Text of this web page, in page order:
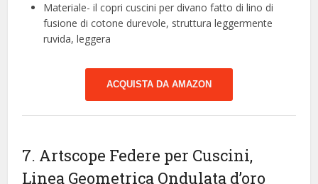
Materiale- il copri cuscini per divano fatto di lino di
fusione di cotone durevole, struttura leggermente
ruvida, leggera
ACQUISTA DA AMAZON
7. Artscope Federe per Cuscini,
Linea Geometrica Ondulata d’oro